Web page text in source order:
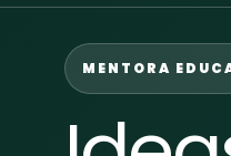
MENTORA